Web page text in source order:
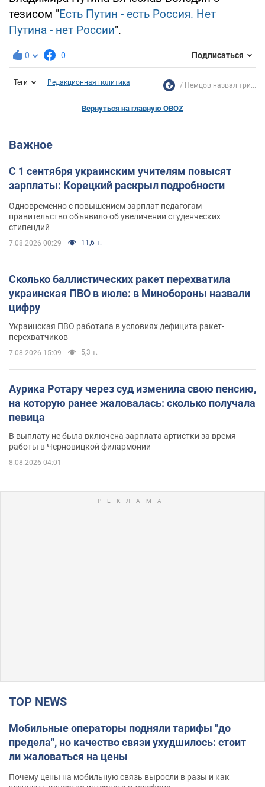
тезисом "Есть Путин - есть Россия. Нет
Путина - нет России".
0 0 Подписаться
Теги Редакционная политика Немцов назвал три...
Вернуться на главную OBOZ
Важное
С 1 сентября украинским учителям повысят
зарплаты: Корецкий раскрыл подробности
Одновременно с повышением зарплат педагогам
правительство объявило об увеличении студенческих
стипендий
7.08.2026 00:29 11,6 т.
Сколько баллистических ракет перехватила
украинская ПВО в июле: в Минобороны назвали
цифру
Украинская ПВО работала в условиях дефицита ракет-
перехватчиков
7.08.2026 15:09 5,3 т.
Аурика Ротару через суд изменила свою пенсию,
на которую ранее жаловалась: сколько получала
певица
В выплату не была включена зарплата артистки за время
работы в Черновицкой филармонии
8.08.2026 04:01
TOP NEWS
Мобильные операторы подняли тарифы "до
предела", но качество связи ухудшилось: стоит
ли жаловаться на цены
Почему цены на мобильную связь выросли в разы и как